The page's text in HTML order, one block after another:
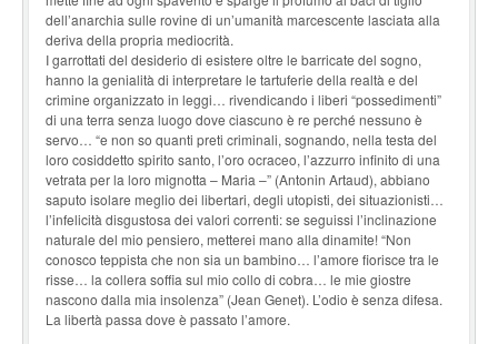
dell’anarchia sulle rovine di un’umanità marcescente lasciata alla
deriva della propria mediocrità.
I garrottati del desiderio di esistere oltre le barricate del sogno,
hanno la genialità di interpretare le tartuferie della realtà e del
crimine organizzato in leggi… rivendicando i liberi “possedimenti”
di una terra senza luogo dove ciascuno è re perché nessuno è
servo… “e non so quanti preti criminali, sognando, nella testa del
loro cosiddetto spirito santo, l’oro ocraceo, l’azzurro infinito di una
vetrata per la loro mignotta – Maria –” (Antonin Artaud), abbiano
saputo isolare meglio dei libertari, degli utopisti, dei situazionisti…
l’infelicità disgustosa dei valori correnti: se seguissi l’inclinazione
naturale del mio pensiero, metterei mano alla dinamite! “Non
conosco teppista che non sia un bambino… l’amore fiorisce tra le
risse… la collera soffia sul mio collo di cobra… le mie giostre
nascono dalla mia insolenza” (Jean Genet). L’odio è senza difesa.
La libertà passa dove è passato l’amore.